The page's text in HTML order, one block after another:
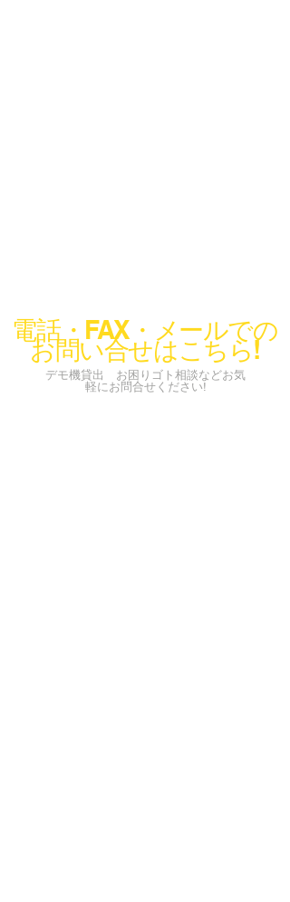
デモ機貸出 お困りゴト相談などお気
軽にお問合せください!
電話・FAX・メールでの
お問い合せはこちら!